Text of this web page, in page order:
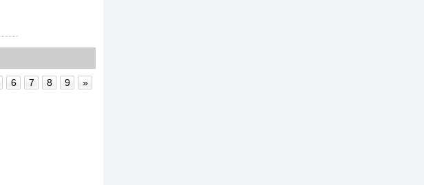
6 7 8 9 »